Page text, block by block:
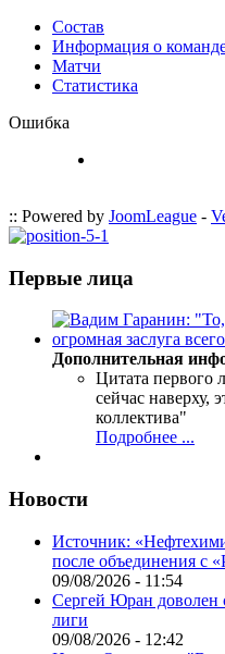
Состав
Информация о
Матчи
Статистика
Ошибка
:: Powered by JoomLeague -
Первые лица
Дополнительная
Цитата первого
сейчас наверху,
коллектива"
Подробнее ...
Новости
Источник:
после объединения с
09/08/2026 - 11:54
Сергей Юран доволен
лиги
09/08/2026 - 12:42